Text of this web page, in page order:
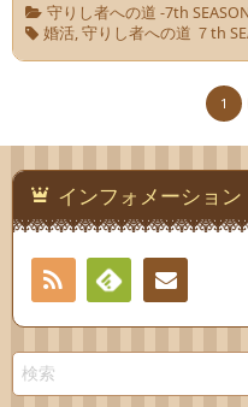
守りし者への道 -7th
婚活,守りし者への道 ７th
1
インフォメーション
RSS
Feedly連絡